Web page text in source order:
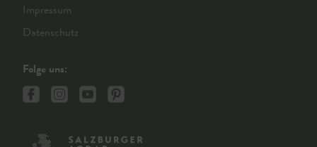
Impressum
Datenschutz
Folge uns: